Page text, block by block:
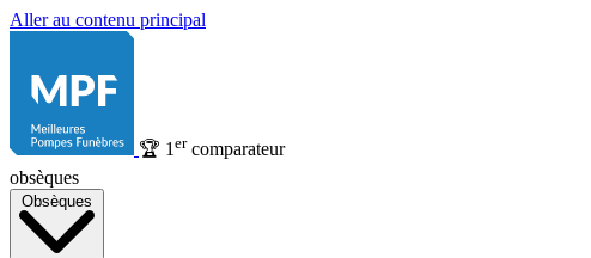
Aller au contenu principal
🏆 1 ercomparateur
obsèques
Obsèques